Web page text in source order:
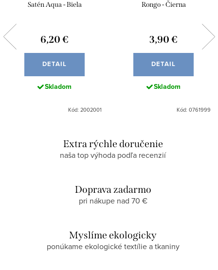
Satén Aqua - Biela
6,20 €
DETAIL
Skladom
Kód: 2002001
Rongo - Čierna
3,90 €
DETAIL
Skladom
Kód: 0761999
Extra rýchle doručenie
naša top výhoda podľa recenzií
Doprava zadarmo
pri nákupe nad 70 €
Myslíme ekologicky
ponúkame ekologické textílie a tkaniny